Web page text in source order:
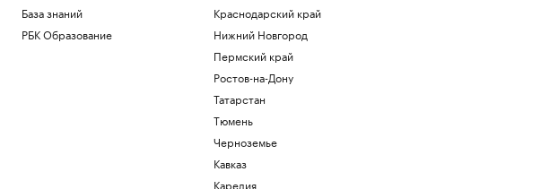
База знаний
РБК Образование
Краснодарский край
Нижний Новгород
Пермский край
Ростов-на-Дону
Татарстан
Тюмень
Черноземье
Кавказ
Карелия